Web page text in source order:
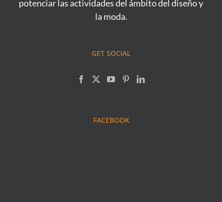
potenciar las actividades del ámbito del diseño y
la moda.
GET SOCIAL
FACEBOOK